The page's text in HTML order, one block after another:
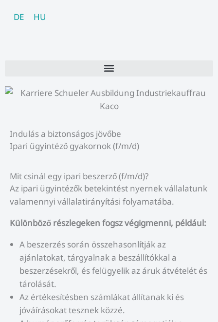
DE HU
Indulás a biztonságos jövőbe
Ipari ügyintéző gyakornok (f/m/d)
Mit csinál egy ipari beszerző (f/m/d)?
Az ipari ügyintézők betekintést nyernek vállalatunk
valamennyi vállalatirányítási folyamatába.
Különböző részlegeken fogsz végigmenni, például:
A beszerzés során összehasonlítják az
ajánlatokat, tárgyalnak a beszállítókkal a
beszerzésekről, és felügyelik az áruk átvételét és
tárolását.
Az értékesítésben számlákat állítanak ki és
jóváírásokat tesznek közzé.